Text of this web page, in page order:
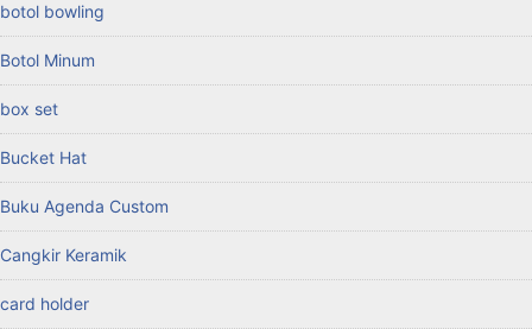
botol bowling
Botol Minum
box set
Bucket Hat
Buku Agenda Custom
Cangkir Keramik
card holder